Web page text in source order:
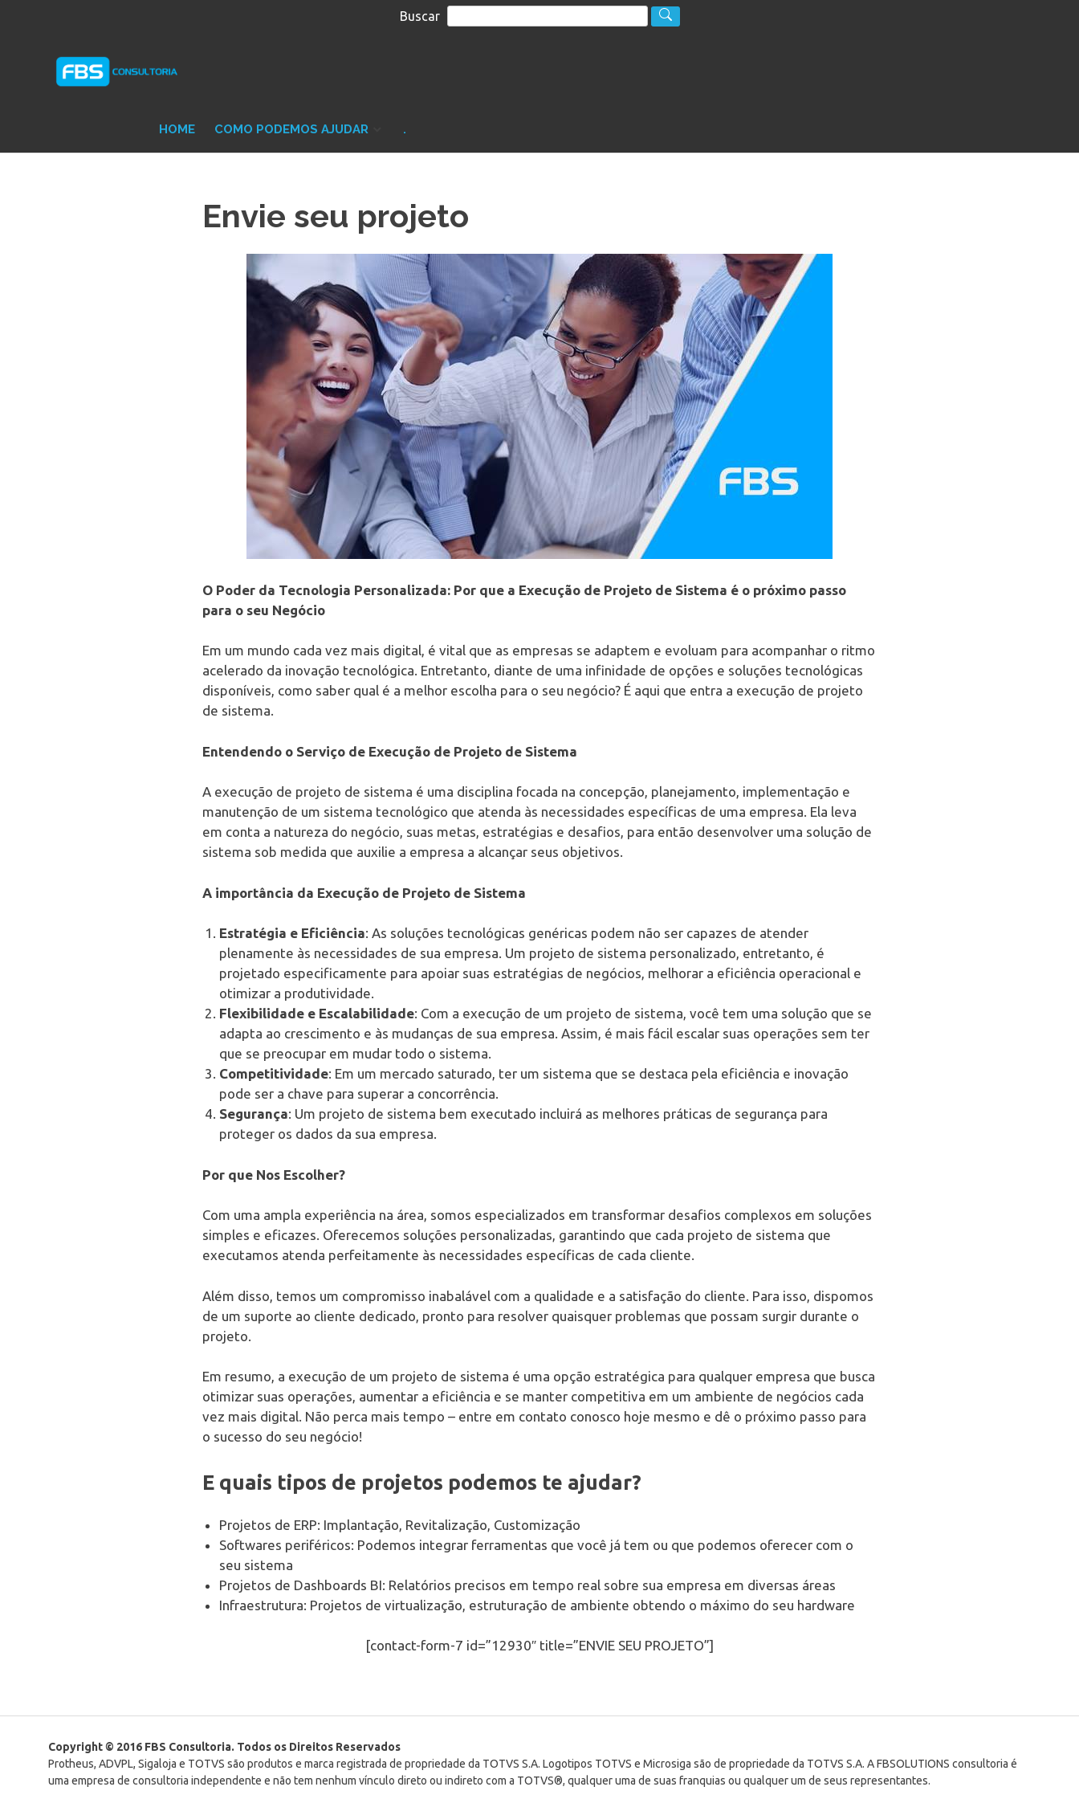
Buscar
Protheus
TOTVS
HOME COMO PODEMOS AJUDAR .
Envie seu projeto
O Poder da Tecnologia Personalizada: Por que a Execução de Projeto de Sistema é o próximo passo
para o seu Negócio
Em um mundo cada vez mais digital, é vital que as empresas se adaptem e evoluam para acompanhar o ritmo
acelerado da inovação tecnológica. Entretanto, diante de uma infinidade de opções e soluções tecnológicas
disponíveis, como saber qual é a melhor escolha para o seu negócio? É aqui que entra a execução de projeto
de sistema.
Entendendo o Serviço de Execução de Projeto de Sistema
A execução de projeto de sistema é uma disciplina focada na concepção, planejamento, implementação e
manutenção de um sistema tecnológico que atenda às necessidades específicas de uma empresa. Ela leva
em conta a natureza do negócio, suas metas, estratégias e desafios, para então desenvolver uma solução de
sistema sob medida que auxilie a empresa a alcançar seus objetivos.
A importância da Execução de Projeto de Sistema
Estratégia e Eficiência: As soluções tecnológicas genéricas podem não ser capazes de atender
plenamente às necessidades de sua empresa. Um projeto de sistema personalizado, entretanto, é
projetado especificamente para apoiar suas estratégias de negócios, melhorar a eficiência operacional e
otimizar a produtividade.
Flexibilidade e Escalabilidade: Com a execução de um projeto de sistema, você tem uma solução que se
adapta ao crescimento e às mudanças de sua empresa. Assim, é mais fácil escalar suas operações sem ter
que se preocupar em mudar todo o sistema.
Competitividade: Em um mercado saturado, ter um sistema que se destaca pela eficiência e inovação
pode ser a chave para superar a concorrência.
Segurança: Um projeto de sistema bem executado incluirá as melhores práticas de segurança para
proteger os dados da sua empresa.
Por que Nos Escolher?
Com uma ampla experiência na área, somos especializados em transformar desafios complexos em soluções
simples e eficazes. Oferecemos soluções personalizadas, garantindo que cada projeto de sistema que
executamos atenda perfeitamente às necessidades específicas de cada cliente.
Além disso, temos um compromisso inabalável com a qualidade e a satisfação do cliente. Para isso, dispomos
de um suporte ao cliente dedicado, pronto para resolver quaisquer problemas que possam surgir durante o
projeto.
Em resumo, a execução de um projeto de sistema é uma opção estratégica para qualquer empresa que busca
otimizar suas operações, aumentar a eficiência e se manter competitiva em um ambiente de negócios cada
vez mais digital. Não perca mais tempo – entre em contato conosco hoje mesmo e dê o próximo passo para
o sucesso do seu negócio!
E quais tipos de projetos podemos te ajudar?
Projetos de ERP: Implantação, Revitalização, Customização
Softwares periféricos: Podemos integrar ferramentas que você já tem ou que podemos oferecer com o
seu sistema
Projetos de Dashboards BI: Relatórios precisos em tempo real sobre sua empresa em diversas áreas
Infraestrutura: Projetos de virtualização, estruturação de ambiente obtendo o máximo do seu hardware
[contact-form-7 id=”12930″ title=”ENVIE SEU PROJETO”]
We are team of Cisco certified professionals with lots of experience in writing Cisco documents and we take
exam exam for your success before publishing them for sale.
Copyright © 2016 FBS Consultoria. Todos os Direitos Reservados
Protheus, ADVPL, Sigaloja e TOTVS são produtos e marca registrada de propriedade da TOTVS S.A. Logotipos TOTVS e Microsiga são de propriedade da TOTVS S.A. A FBSOLUTIONS consultoria é
uma empresa de consultoria independente e não tem nenhum vínculo direto ou indireto com a TOTVS®, qualquer uma de suas franquias ou qualquer um de seus representantes.